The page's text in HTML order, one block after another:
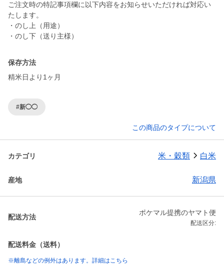
ご注文時の特記事項欄に以下内容をお知らせいただければ対応い
たします。
・のし上（用途）
・のし下（送り主様）
保存方法
精米日より1ヶ月
#新◯◯
この商品のタイプについて
カテゴリ 米・穀類 白米
産地 新潟県
配送方法
ポケマル提携のヤマト便
配送区分:
配送料金（送料）
※離島などの例外はあります。詳細はこちら